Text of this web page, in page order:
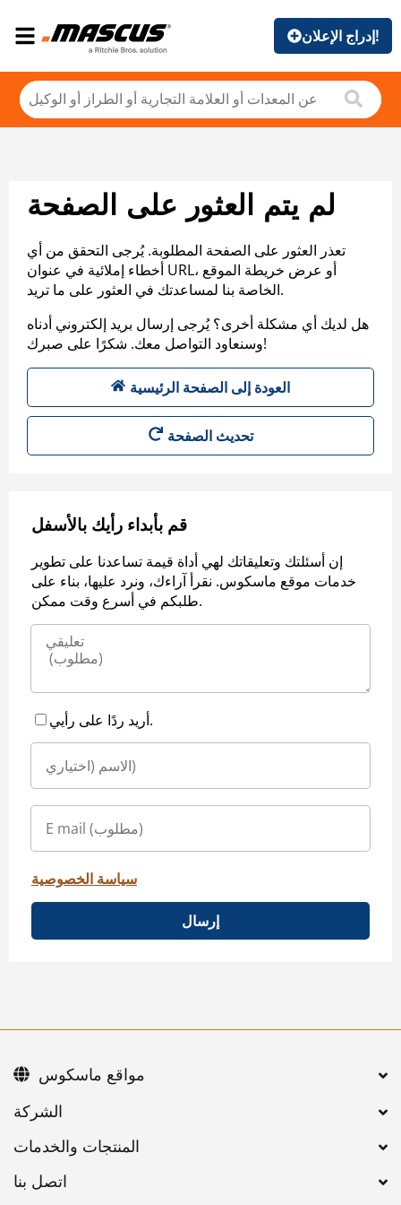
إدراج الإعلان!
لم يتم العثور على الصفحة
تعذر العثور على الصفحة المطلوبة. يُرجى التحقق من أي
أخطاء إملائية في عنوان URL، أو عرض خريطة الموقع
الخاصة بنا لمساعدتك في العثور على ما تريد.
هل لديك أي مشكلة أخرى؟ يُرجى إرسال بريد إلكتروني أدناه
وسنعاود التواصل معك. شكرًا على صبرك!
العودة إلى الصفحة الرئيسية
تحديث الصفحة
قم بأبداء رأيك بالأسفل
إن أسئلتك وتعليقاتك لهي أداة قيمة تساعدنا على تطوير
خدمات موقع ماسكوس. نقرأ آراءك، ونرد عليها، بناء على
طلبكم في أسرع وقت ممكن.
أريد ردًا على رأيي.
سياسة الخصوصية
إرسال
اتصل بنا
مواقع ماسكوس